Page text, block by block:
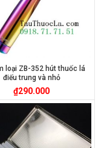
loại ZB-352 hút thuốc lá
điếu trung và nhỏ
₫290.000